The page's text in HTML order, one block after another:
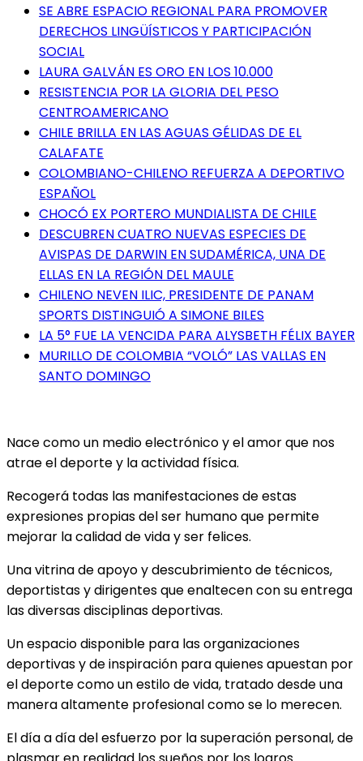
SE ABRE ESPACIO REGIONAL PARA PROMOVER
DERECHOS LINGÜÍSTICOS Y PARTICIPACIÓN
SOCIAL
LAURA GALVÁN ES ORO EN LOS 10.000
RESISTENCIA POR LA GLORIA DEL PESO
CENTROAMERICANO
CHILE BRILLA EN LAS AGUAS GÉLIDAS DE EL
CALAFATE
COLOMBIANO-CHILENO REFUERZA A DEPORTIVO
ESPAÑOL
CHOCÓ EX PORTERO MUNDIALISTA DE CHILE
DESCUBREN CUATRO NUEVAS ESPECIES DE
AVISPAS DE DARWIN EN SUDAMÉRICA, UNA DE
ELLAS EN LA REGIÓN DEL MAULE
CHILENO NEVEN ILIC, PRESIDENTE DE PANAM
SPORTS DISTINGUIÓ A SIMONE BILES
LA 5° FUE LA VENCIDA PARA ALYSBETH FÉLIX BAYER
MURILLO DE COLOMBIA “VOLÓ” LAS VALLAS EN
SANTO DOMINGO
Nace como un medio electrónico y el amor que nos
atrae el deporte y la actividad física.
Recogerá todas las manifestaciones de estas
expresiones propias del ser humano que permite
mejorar la calidad de vida y ser felices.
Una vitrina de apoyo y descubrimiento de técnicos,
deportistas y dirigentes que enaltecen con su entrega
las diversas disciplinas deportivas.
Un espacio disponible para las organizaciones
deportivas y de inspiración para quienes apuestan por
el deporte como un estilo de vida, tratado desde una
manera altamente profesional como se lo merecen.
El día a día del esfuerzo por la superación personal, de